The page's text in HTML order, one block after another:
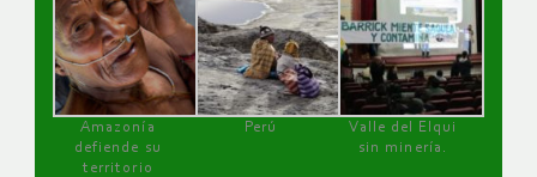
Amazonía
defiende su
territorio
Perú
Valle del Elqui
sin minería.